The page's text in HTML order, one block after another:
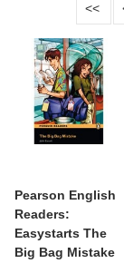
Pearson English
Readers:
Easystarts The
Big Bag Mistake